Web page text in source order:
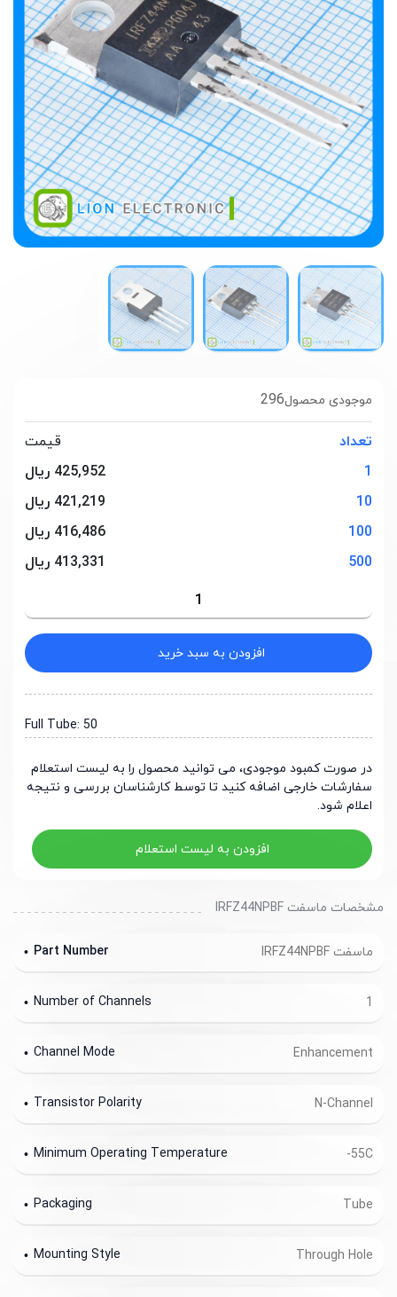
296موجودی محصول
تعداد
قیمت
1
425,952 ریال
10
421,219 ریال
100
416,486 ریال
500
413,331 ریال
افزودن به سبد خرید
Full Tube: 50
در صورت کمبود موجودی، می توانید محصول را به لیست استعلام
سفارشات خارجی اضافه کنید تا توسط کارشناسان بررسی و نتیجه
اعلام شود.
افزودن به لیست استعلام
مشخصات ماسفت IRFZ44NPBF
ماسفت IRFZ44NPBF Part Number
1
Number of Channels
Enhancement
Channel Mode
N-Channel
Transistor Polarity
-55C
Minimum Operating Temperature
Tube
Packaging
Through Hole
Mounting Style